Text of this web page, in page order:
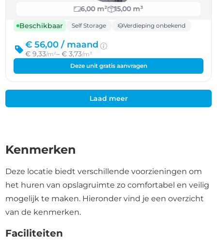
6,00 m²
15,00 m³
Beschikbaar
Self Storage Verdieping onbekend
€ 56,00 / maand
€ 9,33/m²– € 3,73/m³
Deze unit gratis aanvragen
Laad meer
Kenmerken
Deze locatie biedt verschillende voorzieningen om
het huren van opslagruimte zo comfortabel en veilig
mogelijk te maken. Hieronder vind je een overzicht
van de kenmerken.
Faciliteiten